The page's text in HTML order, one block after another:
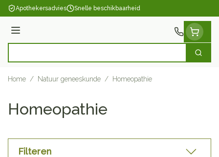
Ga naar de inhoud
Apothekersadvies Snelle beschikbaarheid
Menu
Zoek
Home / Natuur geneeskunde / Homeopathie
Homeopathie
Filteren